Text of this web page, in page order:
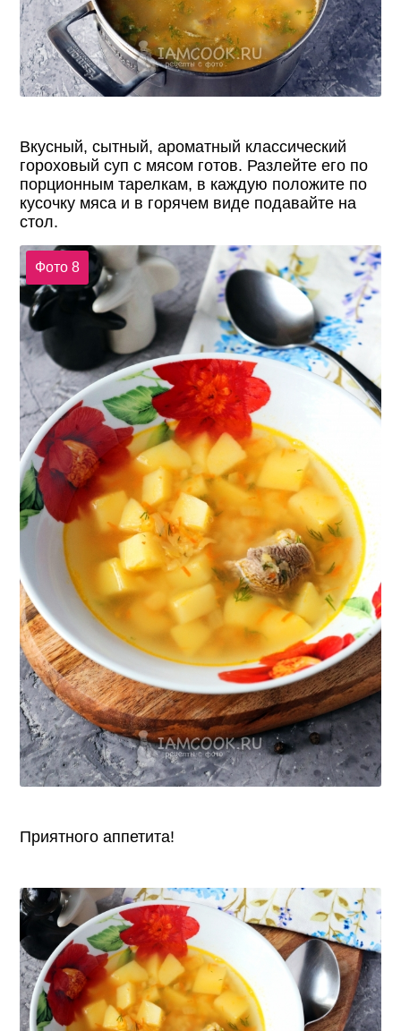
Вкусный, сытный, ароматный классический
гороховый суп с мясом готов. Разлейте его по
порционным тарелкам, в каждую положите по
кусочку мяса и в горячем виде подавайте на
стол.
Фото 8
Приятного аппетита!